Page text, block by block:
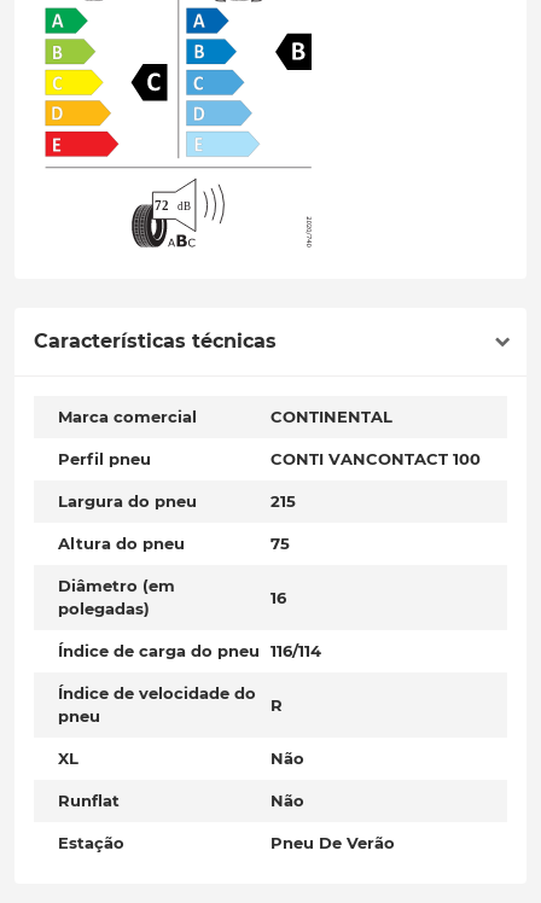
Características técnicas
Marca comercial CONTINENTAL
Perfil pneu CONTI VANCONTACT 100
Largura do pneu 215
Altura do pneu 75
Diâmetro (em
polegadas)
16
Índice de carga do pneu 116/114
Índice de velocidade do
pneu
R
XL Não
Runflat Não
Estação Pneu De Verão